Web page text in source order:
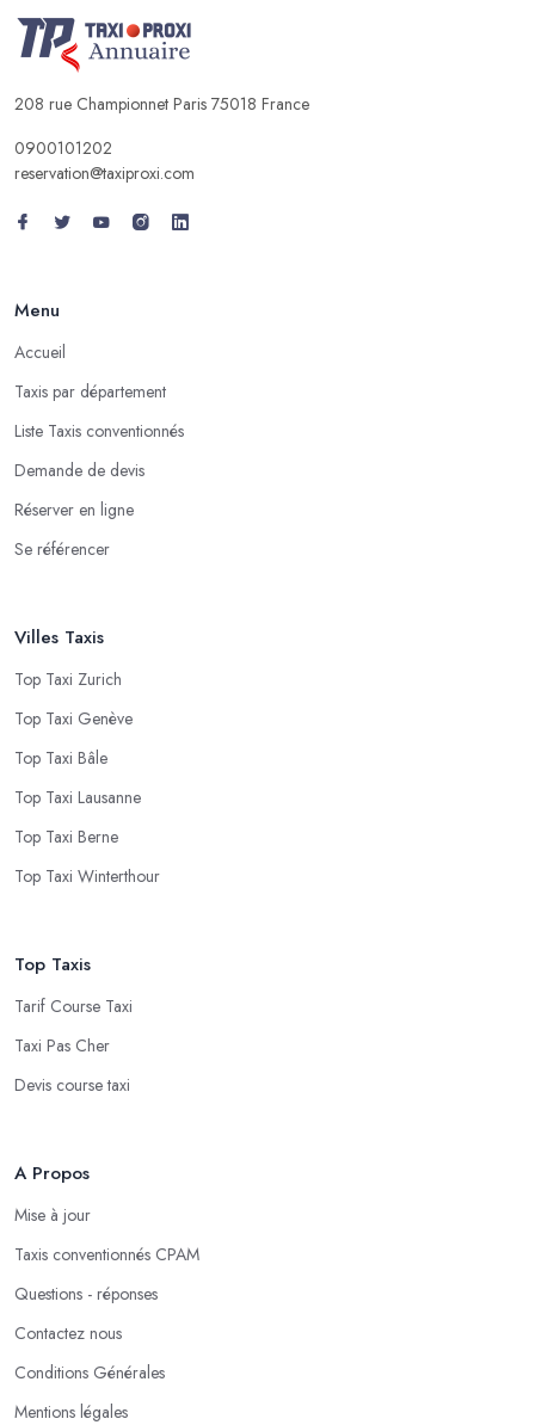
208 rue Championnet Paris 75018 France
0900101202
reservation@taxiproxi.com
Menu
Accueil
Taxis par département
Liste Taxis conventionnés
Demande de devis
Réserver en ligne
Se référencer
Villes Taxis
Top Taxi Zurich
Top Taxi Genève
Top Taxi Bâle
Top Taxi Lausanne
Top Taxi Berne
Top Taxi Winterthour
Top Taxis
Tarif Course Taxi
Taxi Pas Cher
Devis course taxi
A Propos
Mise à jour
Taxis conventionnés CPAM
Questions - réponses
Contactez nous
Conditions Générales
Mentions légales